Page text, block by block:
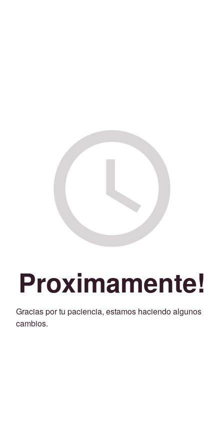
Proximamente!
Gracias por tu paciencia, estamos haciendo algunos
cambios.